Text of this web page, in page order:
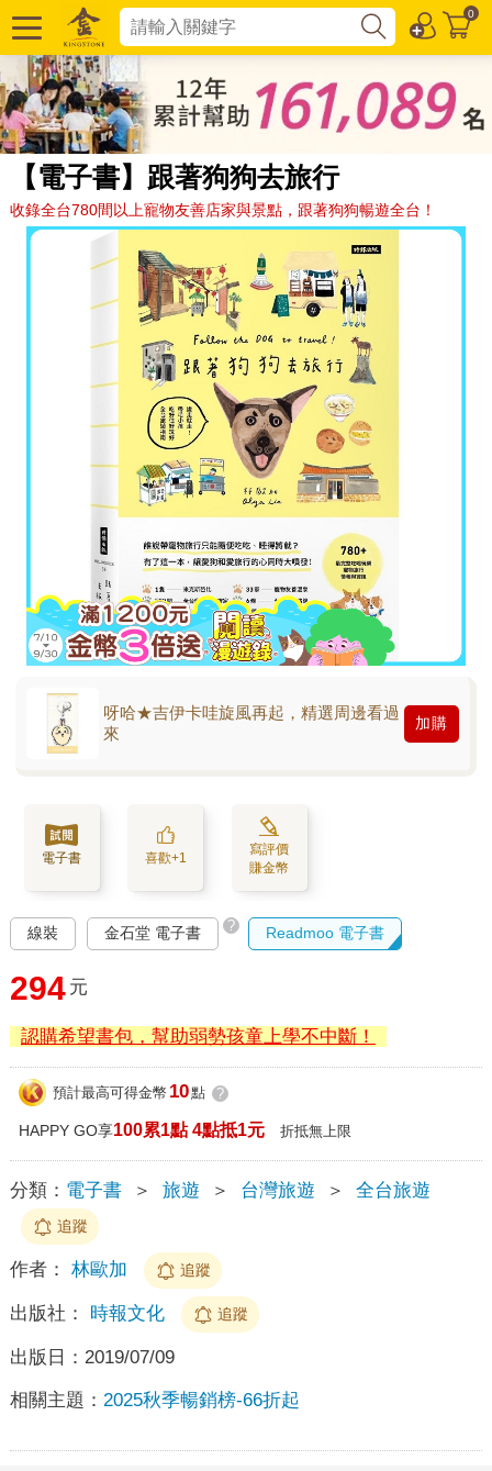
0
【電子書】跟著狗狗去旅行
收錄全台780間以上寵物友善店家與景點，跟著狗狗暢遊全台！
呀哈★吉伊卡哇旋風再起，精選周邊看過
來
加購
電子書 喜歡+1
寫評價
賺金幣
線裝 金石堂 電子書 ? Readmoo 電子書
294 元
認購希望書包，幫助弱勢孩童上學不中斷！
預計最高可得金幣 10點 ?
HAPPY GO享100累1點 4點抵1元 折抵無上限
分類： 電子書 ＞ 旅遊 ＞ 台灣旅遊 ＞ 全台旅遊
追蹤
作者： 林歐加 追蹤
出版社： 時報文化 追蹤
出版日： 2019/07/09
相關主題： 2025秋季暢銷榜-66折起